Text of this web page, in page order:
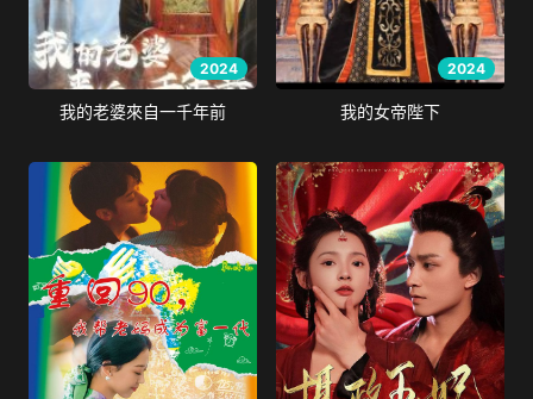
2024
我的老婆來自一千年前
2024
我的女帝陛下